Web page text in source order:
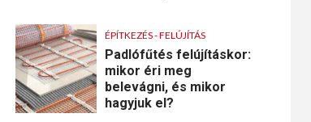
ÉPÍTKEZÉS - FELÚJÍTÁS
Padlófűtés felújításkor:
mikor éri meg
belevágni, és mikor
hagyjuk el?